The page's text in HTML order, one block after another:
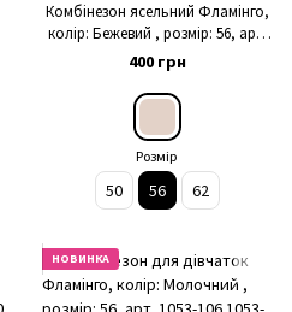
Комбінезон ясельний Фламінго,
колір: Бежевий , розмір: 56, арт.
365-135
400 грн
Розмір
50 56 62
НОВИНКА